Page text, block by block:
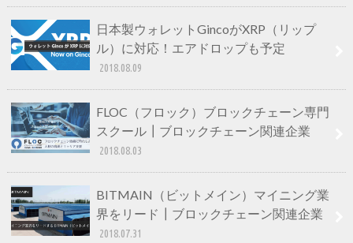
日本製ウォレットGincoがXRP（リップ
ル）に対応！エアドロップも予定
2018.08.09
FLOC（フロック）ブロックチェーン専門
スクール┃ブロックチェーン関連企業
2018.08.03
BITMAIN（ビットメイン）マイニング業
界をリード┃ブロックチェーン関連企業
2018.07.31